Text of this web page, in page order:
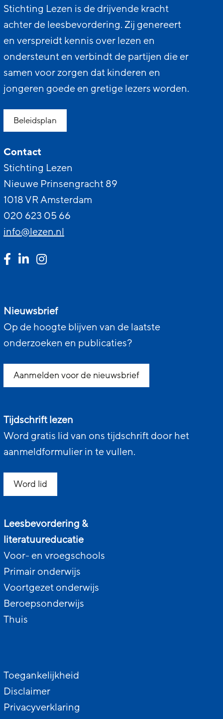
Stichting Lezen is de drijvende kracht
achter de leesbevordering. Zij genereert
en verspreidt kennis over lezen en
ondersteunt en verbindt de partijen die er
samen voor zorgen dat kinderen en
jongeren goede en gretige lezers worden.
Beleidsplan
Contact
Stichting Lezen
Nieuwe Prinsengracht 89
1018 VR Amsterdam
020 623 05 66
info@lezen.nl
Nieuwsbrief
Op de hoogte blijven van de laatste
onderzoeken en publicaties?
Aanmelden voor de nieuwsbrief
Tijdschrift lezen
Word gratis lid van ons tijdschrift door het
aanmeldformulier in te vullen.
Word lid
Leesbevordering &
literatuureducatie
Voor- en vroegschools
Primair onderwijs
Voortgezet onderwijs
Beroepsonderwijs
Thuis
Toegankelijkheid
Disclaimer
Privacyverklaring